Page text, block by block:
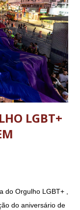
general Paulo
o general da
Casa Civil e da
tentativa de
Direito, golpe de
LGBT+
do Orgulho LGBT+ ,
do aniversário de